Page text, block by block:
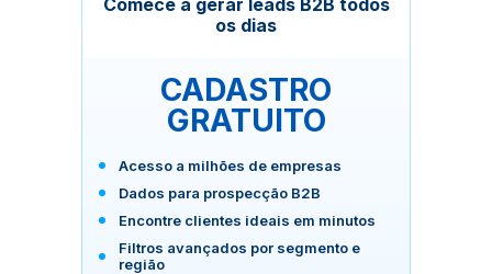
os dias
CADASTRO
GRATUITO
Acesso a milhões de empresas
Dados para prospecção B2B
Encontre clientes ideais em minutos
Filtros avançados por segmento e
região